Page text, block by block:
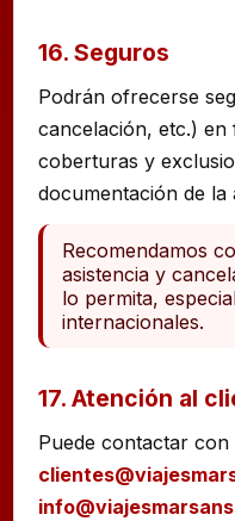
16. Seguros
Podrán ofrecerse
cancelación, etc.)
coberturas y
documentación de la
Recomendamos
asistencia y
lo permita,
internacionales.
17. Atención al
Puede contactar